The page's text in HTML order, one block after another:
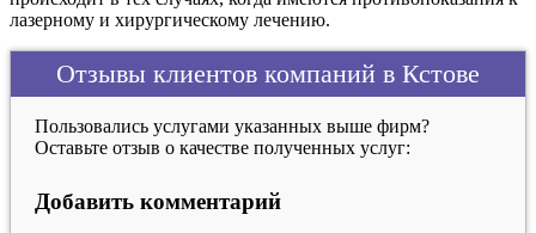
лазерному и хирургическому лечению.
Отзывы клиентов компаний в Кстове
Пользовались услугами указанных выше фирм?
Оставьте отзыв о качестве полученных услуг:
Добавить комментарий